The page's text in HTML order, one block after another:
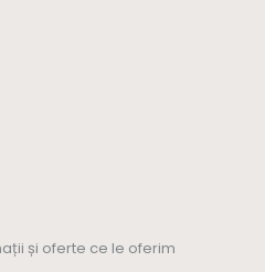
și oferte ce le oferim